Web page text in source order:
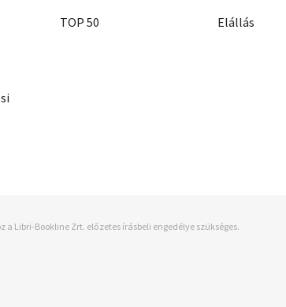
TOP 50
Elállás
Libri-Bookline Zrt. előzetes írásbeli engedélye szükséges.